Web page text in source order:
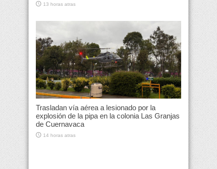
13 horas atras
Trasladan vía aérea a lesionado por la
explosión de la pipa en la colonia Las Granjas
de Cuernavaca
14 horas atras